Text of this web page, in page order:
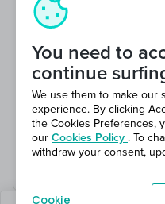
You need to
continue
We use them to make our
experience. By clicking
the Cookies Preferences,
our Cookies Policy . To
withdraw your consent,
Cookie